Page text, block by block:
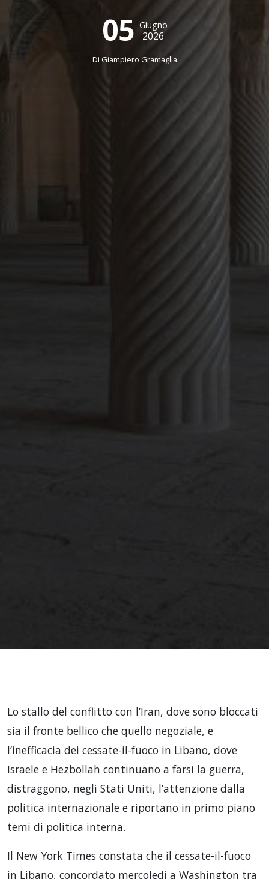
05 Giugno
2026
Di Giampiero Gramaglia
Lo stallo del conflitto con l’Iran, dove sono bloccati
sia il fronte bellico che quello negoziale, e
l’inefficacia dei cessate-il-fuoco in Libano, dove
Israele e Hezbollah continuano a farsi la guerra,
distraggono, negli Stati Uniti, l’attenzione dalla
politica internazionale e riportano in primo piano
temi di politica interna.
Il New York Times constata che il cessate-il-fuoco
in Libano, concordato mercoledì a Washington tra